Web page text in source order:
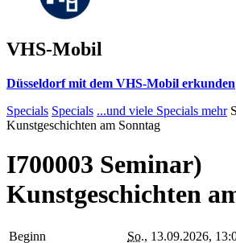
VHS-Mobil
Düsseldorf mit dem VHS-Mobil erkunden
Specials Specials ...und viele Specials mehr
Kunstgeschichten am Sonntag
I700003 Seminar)
Kunstgeschichten
Beginn So., 13.09.2026,